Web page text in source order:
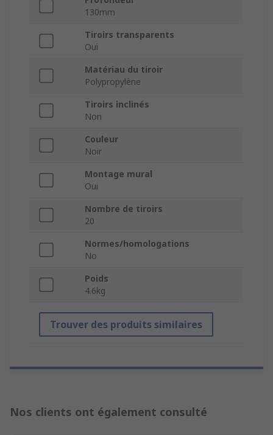
130mm
Tiroirs transparents
Oui
Matériau du tiroir
Polypropylène
Tiroirs inclinés
Non
Couleur
Noir
Montage mural
Oui
Nombre de tiroirs
20
Normes/homologations
No
Poids
4.6kg
Trouver des produits similaires
Nos clients ont également consulté